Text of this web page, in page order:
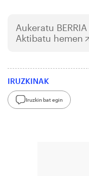
Aukeratu BERRIA
Aktibatu hemen
IRUZKINAK
Iruzkin bat egin